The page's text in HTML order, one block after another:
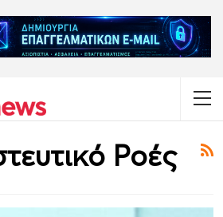
Ροές